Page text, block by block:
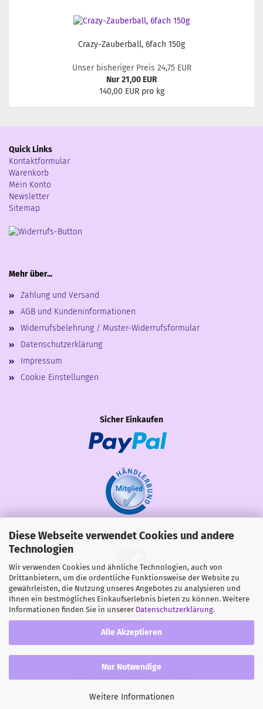
Diese Webseite verwendet Cookies und andere
Technologien
Wir verwenden Cookies und ähnliche Technologien, auch von
Drittanbietern, um die ordentliche Funktionsweise der Website zu
gewährleisten, die Nutzung unseres Angebotes zu analysieren und
Ihnen ein bestmögliches Einkaufserlebnis bieten zu können. Weitere
Informationen finden Sie in unserer Datenschutzerklärung.
Alle Akzeptieren
Nur Notwendige
Weitere Informationen
Crazy-Zauberball, 6fach 150g
Unser bisheriger Preis 24,75 EUR
Nur 21,00 EUR
140,00 EUR pro kg
Quick Links
Kontaktformular
Warenkorb
Mein Konto
Newsletter
Sitemap
Mehr über...
Zahlung und Versand
AGB und Kundeninformationen
Widerrufsbelehrung / Muster-Widerrufsformular
Datenschutzerklärung
Impressum
Cookie Einstellungen
Sicher Einkaufen
Share